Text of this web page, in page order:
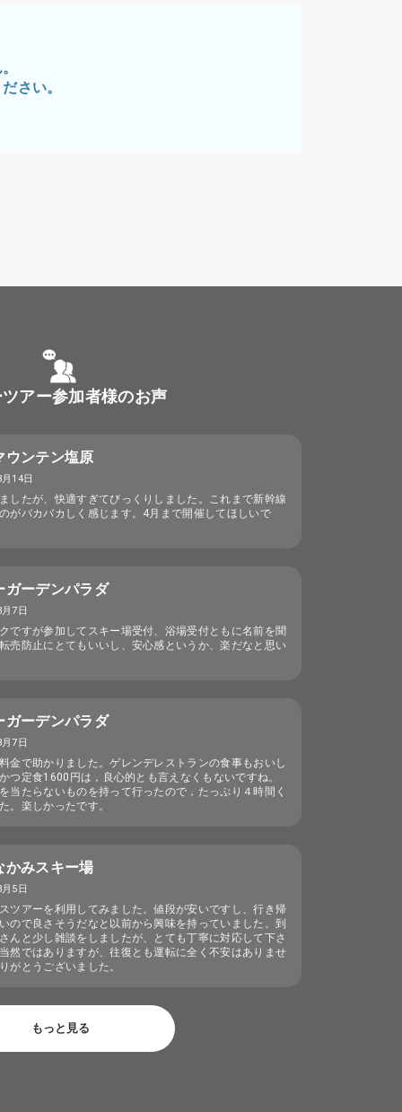
さい。
アー参加者様のお声
ウンテン塩原
14日
したが、快適すぎてびっくりしました。これまで新幹線
がバカバカしく感じます。4月まで開催してほしいで
ガーデンパラダ
7日
ですが参加してスキー場受付、浴場受付ともに名前を聞
売防止にとてもいいし、安心感というか、楽だなと思い
ガーデンパラダ
7日
金で助かりました。ゲレンデレストランの食事もおいし
つ定食1600円は，良心的とも言えなくもないですね。
当たらないものを持って行ったので，たっぷり４時間く
。楽しかったです。
かみスキー場
5日
ツアーを利用してみました。値段が安いですし、行き帰
ので良さそうだなと以前から興味を持っていました。到
んと少し雑談をしましたが、とても丁寧に対応して下さ
然ではありますが、往復とも運転に全く不安はありませ
がとうございました。
もっと見る